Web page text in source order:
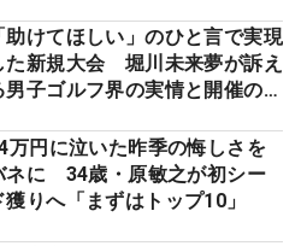
助けてほしい」のひと言で実現
た新規大会 堀川未来夢が訴え
男子ゴルフ界の実情と開催の舞
万円に泣いた昨季の悔しさを
ネに 34歳・原敏之が初シー
獲りへ「まずはトップ10」